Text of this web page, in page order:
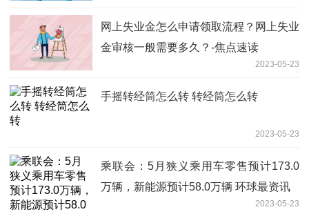
网上失业金怎么申请领取流程？网上失业
金审核一般需要多久？-焦点速读
2023-05-23
手摇转经筒怎么转 转经筒怎么转
2023-05-23
乘联会：5月狭义乘用车零售预计173.0
万辆，新能源预计58.0万辆 环球最资讯
2023-05-23